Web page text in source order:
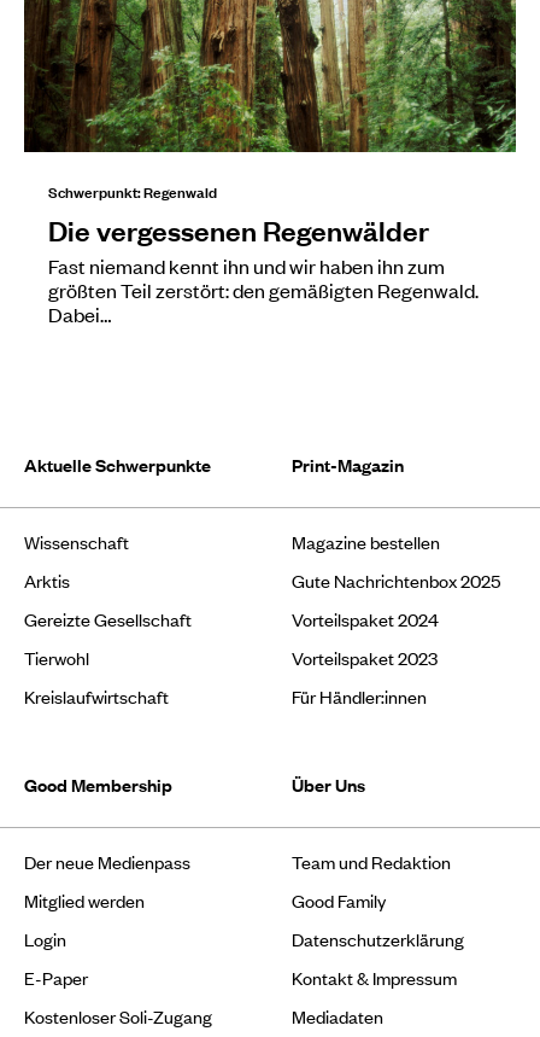
Schwerpunkt: Regenwald
Die vergessenen Regenwälder
Fast niemand kennt ihn und wir haben ihn zum
größten Teil zerstört: den gemäßigten Regenwald.
Dabei…
Aktuelle Schwerpunkte
Wissenschaft
Arktis
Gereizte Gesellschaft
Tierwohl
Kreislaufwirtschaft
Print-Magazin
Magazine bestellen
Gute Nachrichtenbox 2025
Vorteilspaket 2024
Vorteilspaket 2023
Für Händler:innen
Good Membership
Der neue Medienpass
Mitglied werden
Login
E-Paper
Kostenloser Soli-Zugang
Über Uns
Team und Redaktion
Good Family
Datenschutzerklärung
Kontakt & Impressum
Mediadaten